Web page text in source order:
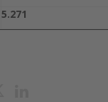
5.271